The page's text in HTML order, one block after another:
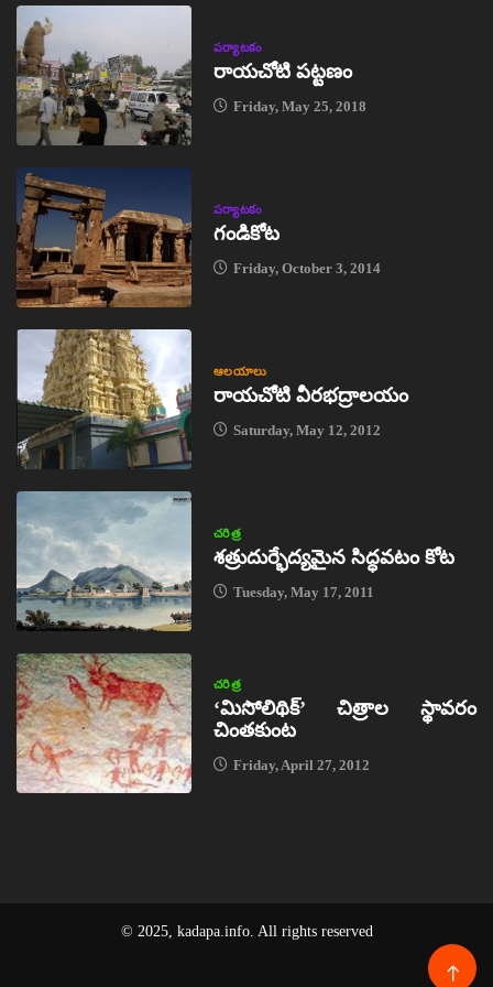
పర్యాటకం
రాయచోటి పట్టణం
Friday, May 25, 2018
పర్యాటకం
గండికోట
Friday, October 3, 2014
ఆలయాలు
రాయచోటి వీరభద్రాలయం
Saturday, May 12, 2012
చరిత్ర
శత్రుదుర్భేద్యమైన సిద్ధవటం కోట
Tuesday, May 17, 2011
చరిత్ర
‘మిసోలిథిక్‌’ చిత్రాల స్థావరం
చింతకుంట
Friday, April 27, 2012
© 2025, kadapa.info. All rights reserved